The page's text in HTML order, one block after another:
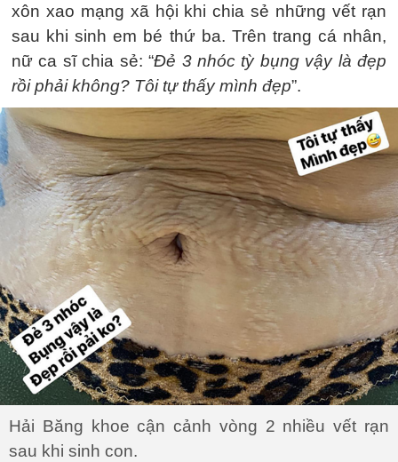
xôn xao mạng xã hội khi chia sẻ những vết rạn
sau khi sinh em bé thứ ba. Trên trang cá nhân,
nữ ca sĩ chia sẻ: “Đẻ 3 nhóc tỳ bụng vậy là đẹp
rồi phải không? Tôi tự thấy mình đẹp”.
Hải Băng khoe cận cảnh vòng 2 nhiều vết rạn
sau khi sinh con.